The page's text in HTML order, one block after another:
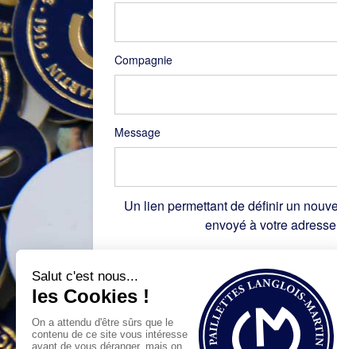
Compagnie
Message
Un lien permettant de définir un
envoyé à votre